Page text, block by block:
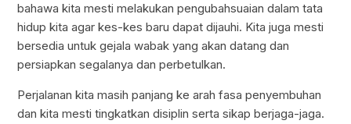
bahawa kita mesti melakukan pengubahsuaian dalam tata
hidup kita agar kes-kes baru dapat dijauhi. Kita juga mesti
bersedia untuk gejala wabak yang akan datang dan
persiapkan segalanya dan perbetulkan.
Perjalanan kita masih panjang ke arah fasa penyembuhan
dan kita mesti tingkatkan disiplin serta sikap berjaga-jaga.